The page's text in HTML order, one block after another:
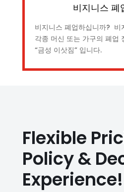
비지니스 폐
비지니스 폐업하십니까? 비
각종 머신 또는 가구의 폐업
“금성 이삿짐” 입니다.
Flexible
Policy &
Experience!